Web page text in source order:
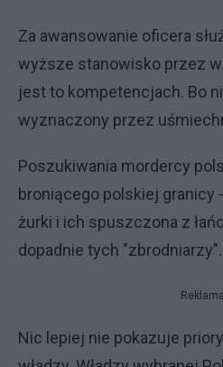
Za awansowanie oficera
wyższe stanowisko przez
jest to kompetencjach. Bo
wyznaczony przez
Poszukiwania mordercy
broniącego polskiej granicy
żurki i ich spuszczona z
dopadnie tych "zbrodniarzy".
Reklama
Nic lepiej nie pokazuje